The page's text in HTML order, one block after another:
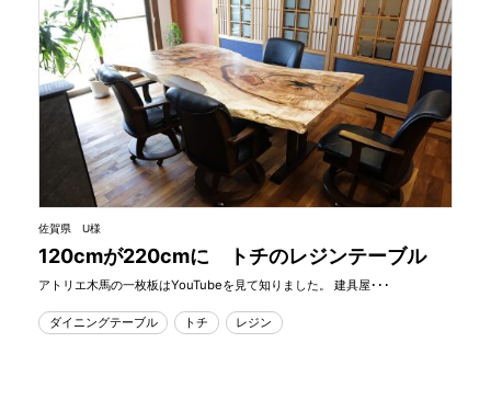
佐賀県 U様
120cmが220cmに トチのレジンテーブル
アトリエ木馬の一枚板はYouTubeを見て知りました。 建具屋･･･
ダイニングテーブル トチ レジン